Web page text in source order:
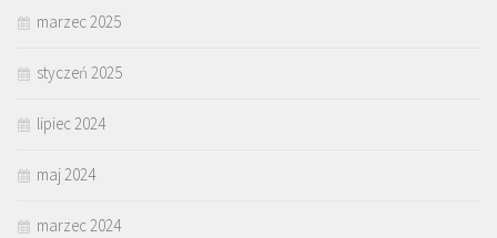
marzec 2025
styczeń 2025
lipiec 2024
maj 2024
marzec 2024